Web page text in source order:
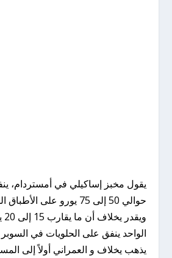
يقول مخبز إساكيلي في أمستردام،
حوالي 50 إلى 75 يورو على
الواحد ينفق على الحلويات في
يذهب يخلاف و العمراني أولاً إلى